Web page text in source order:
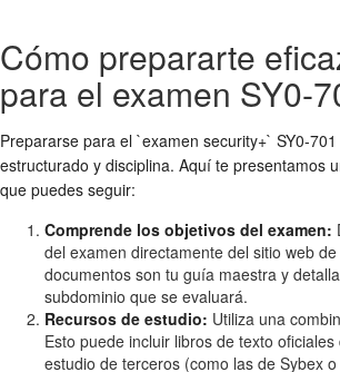
Cómo prepararte
para el examen SY0-
Prepararse para el `examen security+` SY0-
estructurado y disciplina. Aquí te presentamos
que puedes seguir:
Comprende los objetivos del examen:
del examen directamente del sitio web
documentos son tu guía maestra y
subdominio que se evaluará.
Recursos de estudio: Utiliza una
Esto puede incluir libros de texto
estudio de terceros (como las de Sybex